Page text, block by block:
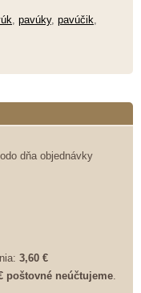
pavúky, pavúčik
odo dňa objednávky
3,60 €
poštovné neúčtujeme